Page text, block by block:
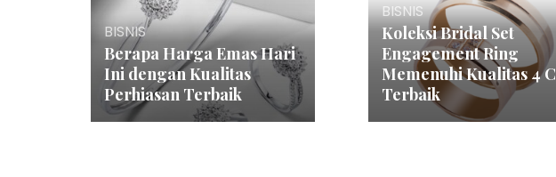
BISNIS
Berapa Harga Emas Hari
Ini dengan Kualitas
Perhiasan Terbaik
BISNIS
Koleksi Bridal Set
Engagement Ring
Memenuhi Kualitas 4 C
Terbaik